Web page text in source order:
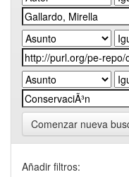
Comenzar nueva
Añadir filtros: